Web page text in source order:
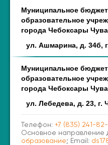
Муниципальное
образовательное
города Чебоксары
ул. Ашмарина, д. 34б,
Муниципальное
образовательное
города Чебоксары
ул. Лебедева, д. 23, г.
Телефон: +7 (835) 241-
Основное направление
образование; Email: